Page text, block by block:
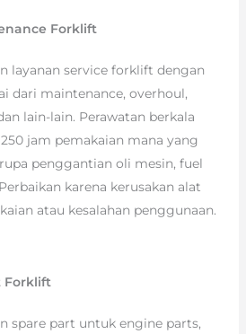
Forklift
layanan service forklift dengan
dari maintenance, overhoul,
lain-lain. Perawatan berkala
jam pemakaian mana yang
penggantian oli mesin, fuel
karena kerusakan alat
atau kesalahan penggunaan.
Forklift
spare part untuk engine parts,